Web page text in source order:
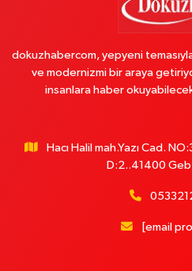
dokuzhabercom, yepyeni
ve modernizmi bir araya
insanlara haber
Hacı Halil mah.Yazı Cad.
D:2..41400
[email